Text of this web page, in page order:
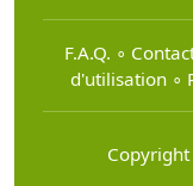
F.A.Q. ∘
d'utilisation∘